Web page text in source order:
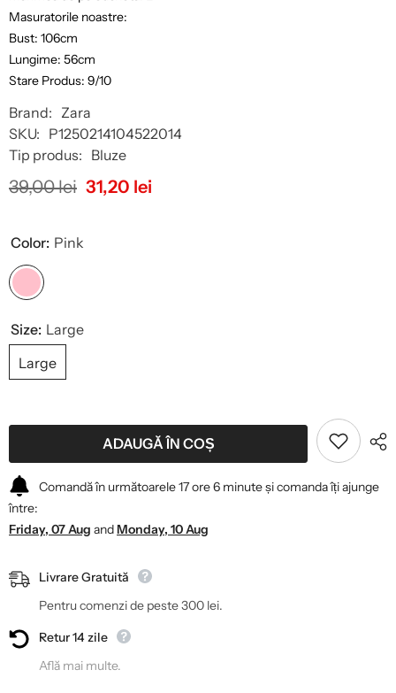
Masuratorile noastre:
Bust: 106cm
Lungime: 56cm
Stare Produs: 9/10
Brand: Zara
SKU: P1250214104522014
Tip produs: Bluze
39,00 lei 31,20 lei
Color: Pink
Size: Large
Large
ADAUGĂ ÎN COȘ
Comandă în următoarele17ore6 minuteși comanda îți ajunge
între:
Friday, 07 Aug andMonday, 10 Aug
Livrare Gratuită
Pentru comenzi de peste 300 lei.
Retur 14 zile
Află mai multe.